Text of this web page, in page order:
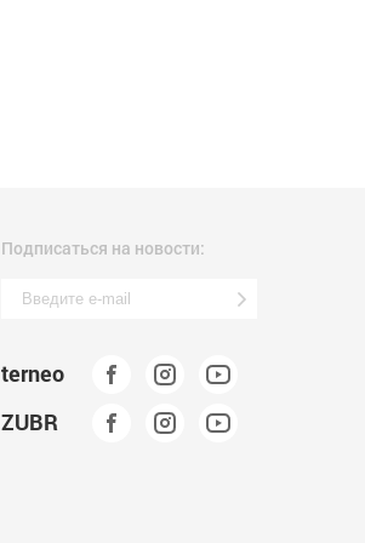
Подписаться на новости:
terneo
ZUBR